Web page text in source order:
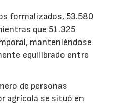
formalizados, 53.580
que 51.325
manteniéndose
equilibrado entre
de personas
agrícola se situó en